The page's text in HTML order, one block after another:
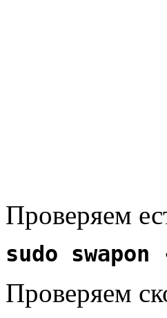
Проверяем
sudo swapon
Проверяем